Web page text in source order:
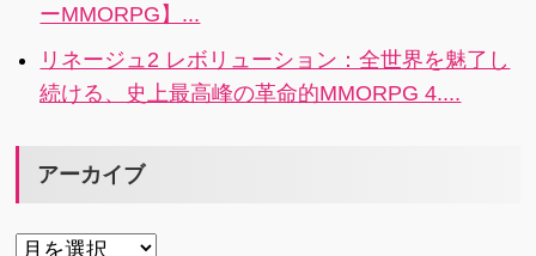
ーMMORPG】...
リネージュ2 レボリューション：全世界を魅了し
続ける、史上最高峰の革命的MMORPG 4....
アーカイブ
ア